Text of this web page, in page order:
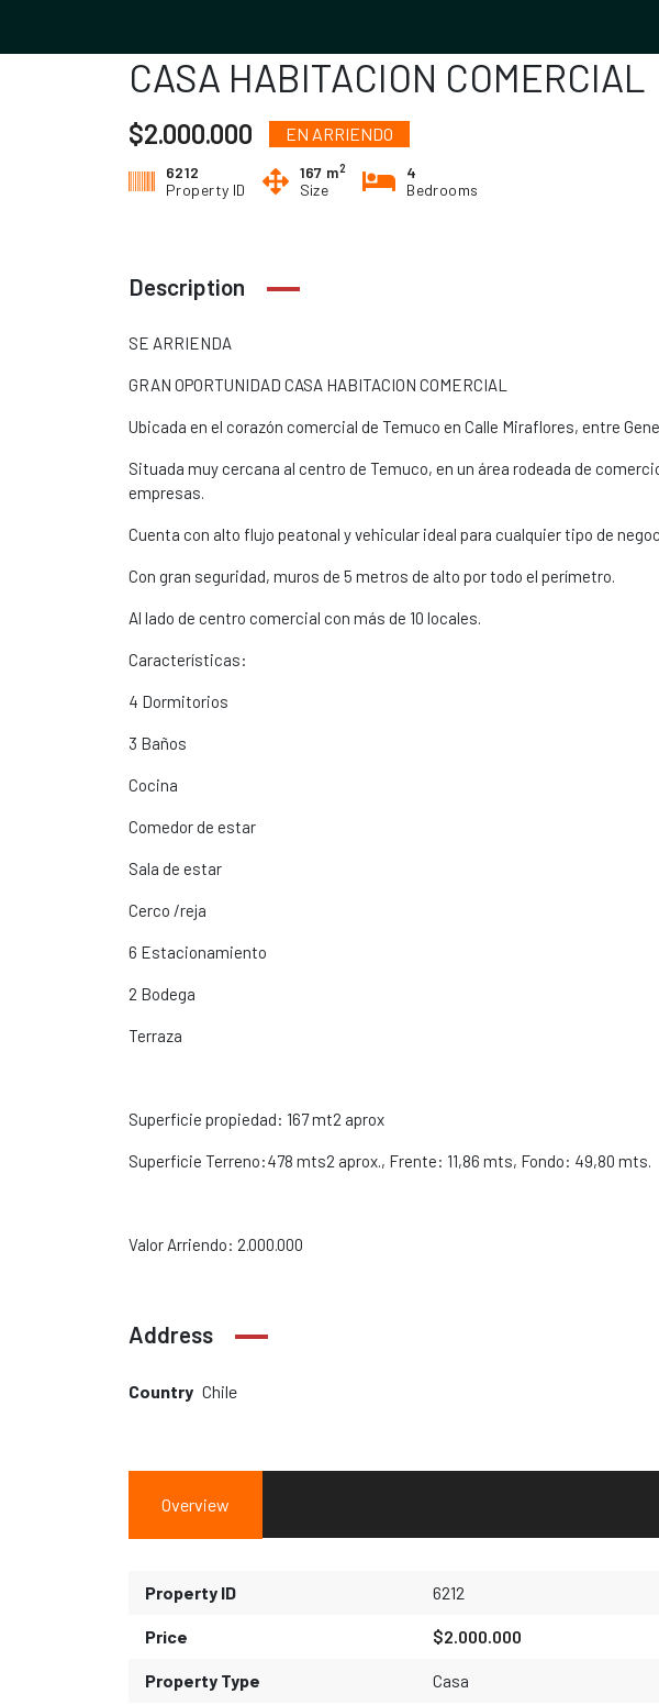
CASA HABITACION COMERCIAL
$2.000.000 EN ARRIENDO
6212
Property ID
167 m2
Size
4
Bedrooms
Description
SE ARRIENDA
GRAN OPORTUNIDAD CASA HABITACION COMERCIAL
Ubicada en el corazón comercial de Temuco en Calle Miraflores, entre
Situada muy cercana al centro de Temuco, en un área rodeada de
empresas.
Cuenta con alto flujo peatonal y vehicular ideal para cualquier tipo de
Con gran seguridad, muros de 5 metros de alto por todo el perímetro.
Al lado de centro comercial con más de 10 locales.
Características:
4 Dormitorios
3 Baños
Cocina
Comedor de estar
Sala de estar
Cerco /reja
6 Estacionamiento
2 Bodega
Terraza
Superficie propiedad: 167 mt2 aprox
Superficie Terreno:478 mts2 aprox., Frente: 11,86 mts, Fondo: 49,80 mts.
Valor Arriendo: 2.000.000
Address
Country Chile
Overview
Property ID 6212
Price $2.000.000
Property Type Casa